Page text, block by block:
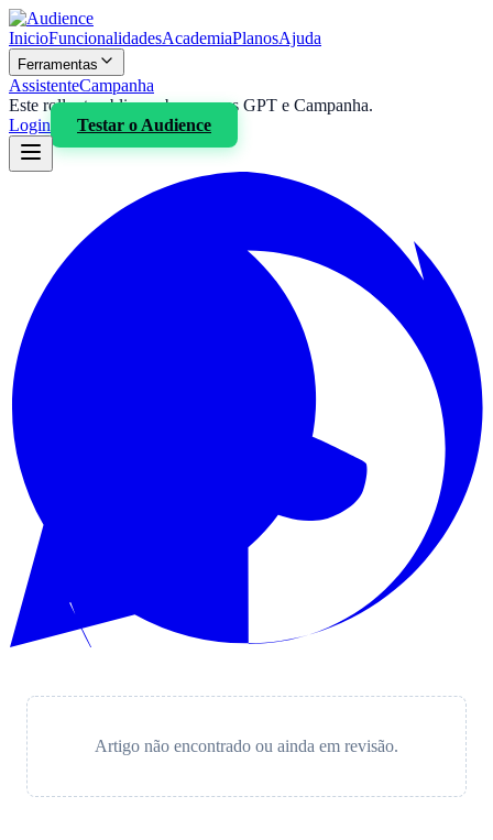
InicioFuncionalidadesAcademiaPlanosAjuda
Ferramentas
AssistenteCampanha
Este rollout publico cobre apenas GPT e Campanha.
Login
Testar o Audience
Artigo não encontrado ou ainda em revisão.